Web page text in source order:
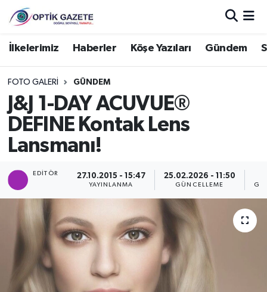
İlkelerimiz Haberler Köşe Yazıları Gündem
FOTO GALERI GÜNDEM
J&J 1-DAY ACUVUE®
DEFINE Kontak Lens
Lansmanı!
EDITÖR 27.10.2015 - 15:47
YAYINLANMA
25.02.2026 - 11:50
GÜNCELLEME
Nöbetçi Eczaneler
Hava Durumu
İstanbul Namaz Vakitleri
Trafik Durumu
Tüm Manşetler
Son Dakika Haberleri
Haber Arşivi